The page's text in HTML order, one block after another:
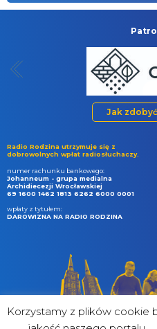
Jak
Radio Rodzina utrzymuje się z
dobrowolnych wpłat radiosłuchaczy.
numer rachunku bankowego:
Johanneum - grupa medialna
Archidiecezji Wrocławskiej
69 1600 1462 1813 6262 6000 0001
wpłaty z tytułem:
DAROWIZNA NA RADIO RODZINA
Korzystamy z plików cookie